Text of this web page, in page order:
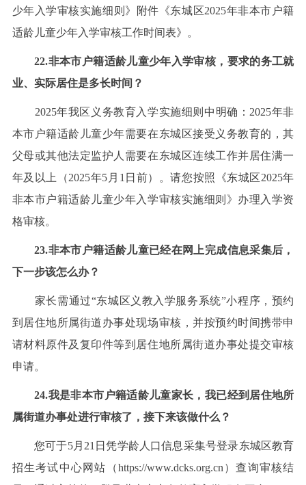
少年入学审核实施细则》附件《东城区2025年非本市户籍
适龄儿童少年入学审核工作时间表》。
22.非本市户籍适龄儿童少年入学审核，要求的务工就
业、实际居住是多长时间？
2025年我区义务教育入学实施细则中明确：2025年非
本市户籍适龄儿童少年需要在东城区接受义务教育的，其
父母或其他法定监护人需要在东城区连续工作并居住满一
年及以上（2025年5月1日前）。请您按照《东城区2025年
非本市户籍适龄儿童少年入学审核实施细则》办理入学资
格审核。
23.非本市户籍适龄儿童已经在网上完成信息采集后，
下一步该怎么办？
家长需通过“东城区义教入学服务系统”小程序，预约
到居住地所属街道办事处现场审核，并按预约时间携带申
请材料原件及复印件等到居住地所属街道办事处提交审核
申请。
24.我是非本市户籍适龄儿童家长，我已经到居住地所
属街道办事处进行审核了，接下来该做什么？
您可于5月21日凭学龄人口信息采集号登录东城区教育
招生考试中心网站（https://www.dcks.org.cn）查询审核结